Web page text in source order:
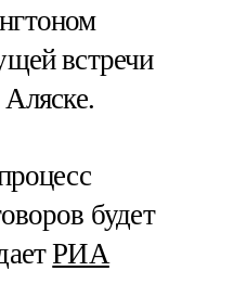
встречи
будет
РИА